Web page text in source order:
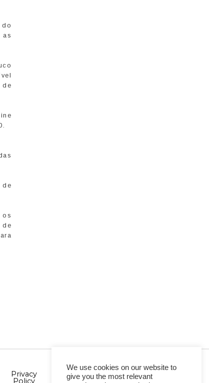
de
Privacy
Policy
We use cookies on our website to
give you the most relevant